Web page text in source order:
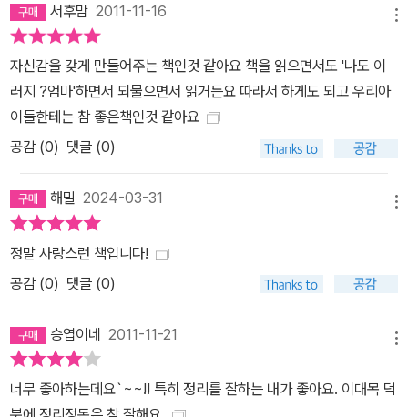
서후맘 2011-11-16
자신감을 갖게 만들어주는 책인것 같아요 책을 읽으면서도 '나도 이
러지 ?엄마'하면서 되물으면서 읽거든요 따라서 하게도 되고 우리아
이들한테는 참 좋은책인것 같아요
공감 (0) 댓글 (0)
해밀 2024-03-31
정말 사랑스런 책입니다!
공감 (0) 댓글 (0)
승엽이네 2011-11-21
너무 좋아하는데요`~~!! 특히 정리를 잘하는 내가 좋아요. 이대목 덕